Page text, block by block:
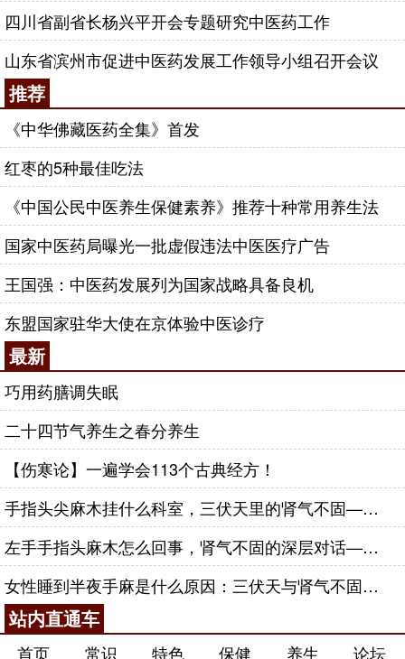
四川省副省长杨兴平开会专题研究中医药工作
山东省滨州市促进中医药发展工作领导小组召开会议
推荐
《中华佛藏医药全集》首发
红枣的5种最佳吃法
《中国公民中医养生保健素养》推荐十种常用养生法
国家中医药局曝光一批虚假违法中医医疗广告
王国强：中医药发展列为国家战略具备良机
东盟国家驻华大使在京体验中医诊疗
最新
巧用药膳调失眠
二十四节气养生之春分养生
【伤寒论】一遍学会113个古典经方！
手指头尖麻木挂什么科室，三伏天里的肾气不固——肾合jjn
左手手指头麻木怎么回事，肾气不固的深层对话——肾合jjn
女性睡到半夜手麻是什么原因：三伏天与肾气不固的深层对话
站内直通车
首页 常识 特色 保健 养生 论坛